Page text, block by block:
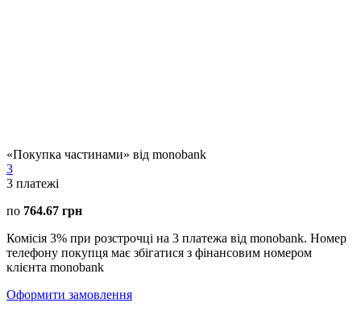
«Покупка частинами» від monobank
3
3 платежі
по 764.67 грн
Комісія 3% при розстрочці на 3 платежа від monobank. Номер
телефону покупця має збігатися з фінансовим номером
клієнта monobank
Оформити замовлення